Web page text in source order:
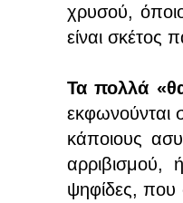
χρυσού,
είναι σκέτος
Τα πολλά
εκφωνούνται
κάποιους
αρριβισμού,
ψηφίδες, που